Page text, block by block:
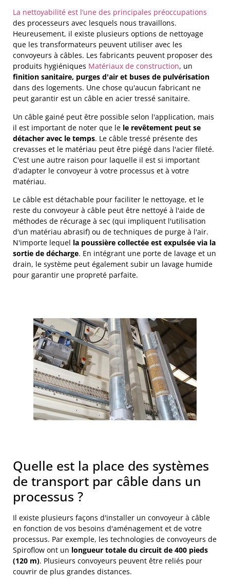
La nettoyabilité est l’une des principales préoccupations
des processeurs avec lesquels nous travaillons.
Heureusement, il existe plusieurs options de nettoyage
que les transformateurs peuvent utiliser avec les
convoyeurs à câbles. Les fabricants peuvent proposer des
produits hygiéniques Matériaux de construction, un
finition sanitaire, purges d'air et buses de pulvérisation
dans des logements. Une chose qu'aucun fabricant ne
peut garantir est un câble en acier tressé sanitaire.
Un câble gainé peut être possible selon l'application, mais
il est important de noter que le le revêtement peut se
détacher avec le temps. Le câble tressé présente des
crevasses et le matériau peut être piégé dans l'acier fileté.
C'est une autre raison pour laquelle il est si important
d'adapter le convoyeur à votre processus et à votre
matériau.
Le câble est détachable pour faciliter le nettoyage, et le
reste du convoyeur à câble peut être nettoyé à l'aide de
méthodes de récurage à sec (qui impliquent l'utilisation
d'un matériau abrasif) ou de techniques de purge à l'air.
N'importe lequel la poussière collectée est expulsée via la
sortie de décharge. En intégrant une porte de lavage et un
drain, le système peut également subir un lavage humide
pour garantir une propreté parfaite.
Quelle est la place des systèmes
de transport par câble dans un
processus ?
Il existe plusieurs façons d'installer un convoyeur à câble
en fonction de vos besoins d'aménagement et de votre
processus. Par exemple, les technologies de convoyeurs de
Spiroflow ont un longueur totale du circuit de 400 pieds
(120 m). Plusieurs convoyeurs peuvent être reliés pour
couvrir de plus grandes distances.